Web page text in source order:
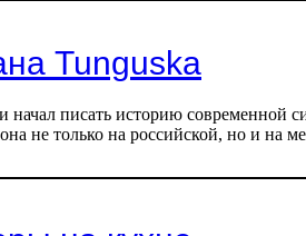
Tunguska
писать историю
не только на российской, но и на